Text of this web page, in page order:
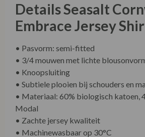
Details Seasalt
Embrace Jersey
• Pasvorm: semi-fitted
• 3/4 mouwen met lichte
• Knoopsluiting
• Subtiele plooien bij schouders en
• Materiaal: 60% biologisch katoen,
Modal
• Zachte jersey kwaliteit
• Machinewasbaar op 30°C